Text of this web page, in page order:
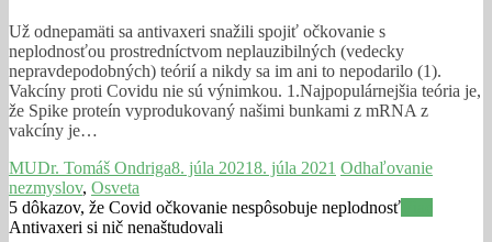
Už odnepamäti sa antivaxeri snažili spojiť očkovanie s
neplodnosťou prostredníctvom neplauzibilných (vedecky
nepravdepodobných) teórií a nikdy sa im ani to nepodarilo (1).
Vakcíny proti Covidu nie sú výnimkou. 1.Najpopulárnejšia teória je,
že Spike proteín vyprodukovaný našimi bunkami z mRNA z
vakcíny je…
MUDr. Tomáš Ondriga8. júla 20218. júla 2021 Odhaľovanie
nezmyslov, Osveta
5 dôkazov, že Covid očkovanie nespôsobuje neplodnosť
Antivaxeri si nič nenaštudovali